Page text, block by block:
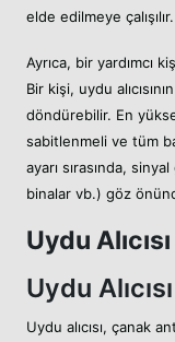
elde edilmeye çalışılır.
Ayrıca, bir yardımcı
Bir kişi, uydu
döndürebilir. En
sabitlenmeli ve tüm
ayarı sırasında,
binalar vb.) göz
Uydu Alıcısı
Uydu
Uydu alıcısı, çanak